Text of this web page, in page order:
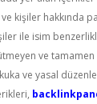
kişiler hakkında
ile isim
ve
ve yasal